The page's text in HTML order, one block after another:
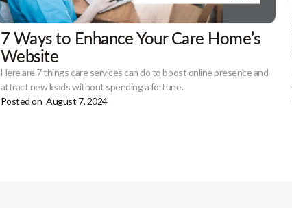
7 Ways to Enhance Your Care Home’s
Website
Here are 7 things care services can do to boost online presence and
attract new leads without spending a fortune.
Posted on August 7, 2024